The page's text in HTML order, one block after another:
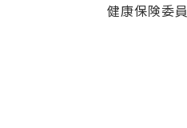
健康保険委員